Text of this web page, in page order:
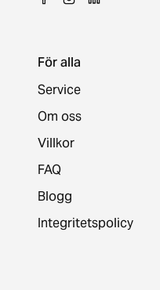
För alla
Service
Om oss
Villkor
FAQ
Blogg
Integritetspolicy